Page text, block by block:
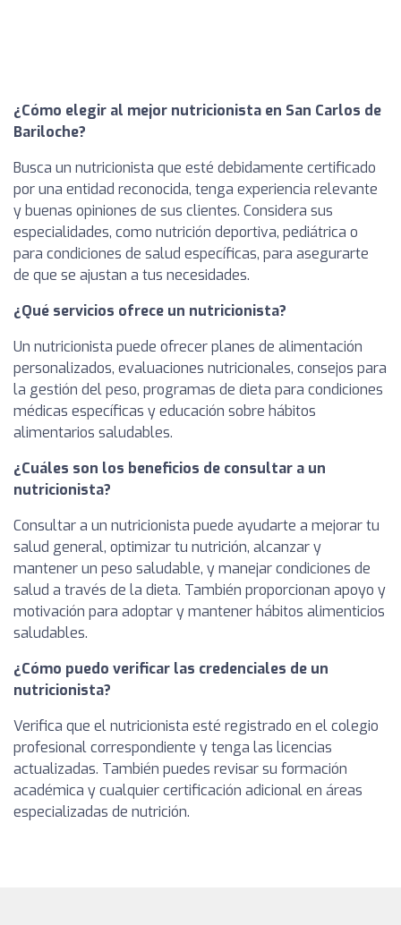
¿Cómo elegir al mejor nutricionista en San Carlos de
Bariloche?
Busca un nutricionista que esté debidamente certificado
por una entidad reconocida, tenga experiencia relevante
y buenas opiniones de sus clientes. Considera sus
especialidades, como nutrición deportiva, pediátrica o
para condiciones de salud específicas, para asegurarte
de que se ajustan a tus necesidades.
¿Qué servicios ofrece un nutricionista?
Un nutricionista puede ofrecer planes de alimentación
personalizados, evaluaciones nutricionales, consejos para
la gestión del peso, programas de dieta para condiciones
médicas específicas y educación sobre hábitos
alimentarios saludables.
¿Cuáles son los beneficios de consultar a un
nutricionista?
Consultar a un nutricionista puede ayudarte a mejorar tu
salud general, optimizar tu nutrición, alcanzar y
mantener un peso saludable, y manejar condiciones de
salud a través de la dieta. También proporcionan apoyo y
motivación para adoptar y mantener hábitos alimenticios
saludables.
¿Cómo puedo verificar las credenciales de un
nutricionista?
Verifica que el nutricionista esté registrado en el colegio
profesional correspondiente y tenga las licencias
actualizadas. También puedes revisar su formación
académica y cualquier certificación adicional en áreas
especializadas de nutrición.